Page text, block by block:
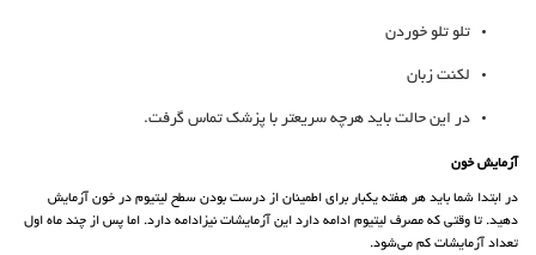
تلو تلو خوردن
لکنت زبان
در این حالت باید هرچه سریعتر با پزشک تماس گرفت.
آزمایش خون
در ابتدا شما باید هر هفته یکبار برای اطمینان از درست بودن سطح لیتیوم در خون آزمایش
دهید. تا وقتی که مصرف لیتیوم ادامه دارد این آزمایشات نیزادامه دارد. اما پس از چند ماه اول
تعداد آزمایشات کم می‌شود.